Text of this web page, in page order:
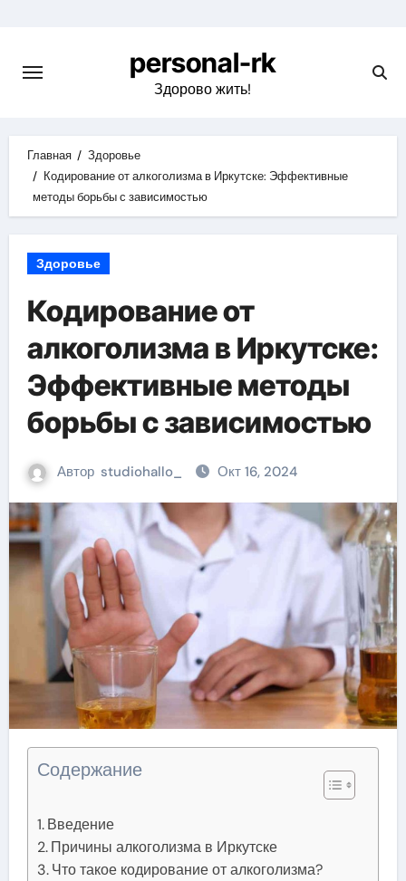
содержимому
personal-rk
Здорово жить!
Главная
Здоровье
Кодирование от алкоголизма в Иркутске: Эффективные
методы борьбы с зависимостью
Здоровье
Кодирование от
алкоголизма в Иркутске:
Эффективные методы
борьбы с зависимостью
Автор studiohallo_ Окт 16, 2024
Содержание
Введение
Причины алкоголизма в Иркутске
Что такое кодирование от алкоголизма?